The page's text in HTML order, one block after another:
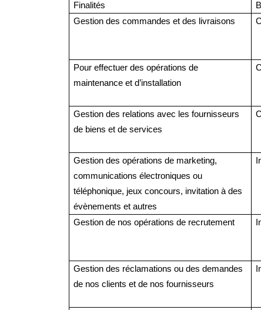
Finalités
Gestion des commandes et des livraisons
Pour effectuer des opérations de
maintenance et d’installation
Gestion des relations avec les fournisseurs
de biens et de services
Gestion des opérations de marketing,
communications électroniques ou
téléphonique, jeux concours, invitation à des
évènements et autres
Gestion de nos opérations de recrutement
Gestion des réclamations ou des demandes
de nos clients et de nos fournisseurs